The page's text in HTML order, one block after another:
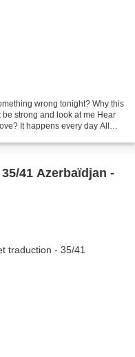
wrong tonight? Why this
strong and look at me Hear
It happens every day All
41 Azerbaïdjan -